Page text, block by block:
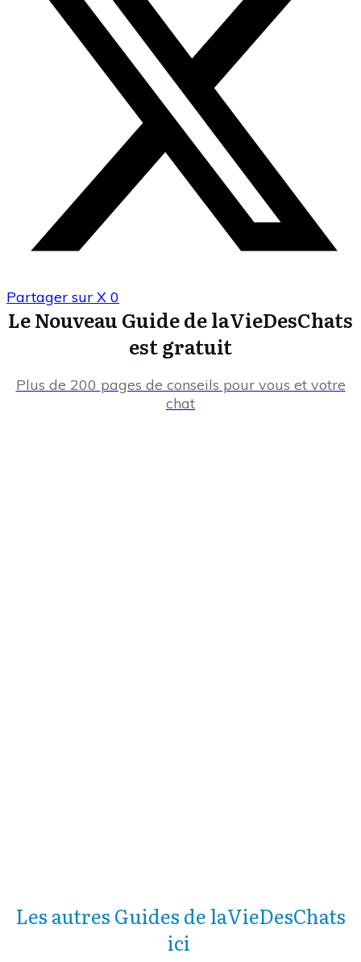
Partager sur X 0
Le Nouveau Guide de laVieDesChats
est gratuit
Plus de 200 pages de conseils pour vous et votre
chat
Les autres Guides de laVieDesChats
ici